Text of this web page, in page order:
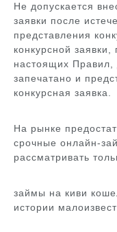
Не допускается
заявки после
представления
конкурсной
настоящих Правил,
запечатано и
конкурсная заявка.
На рынке
срочные онлайн-
рассматривать
займы на киви
истории